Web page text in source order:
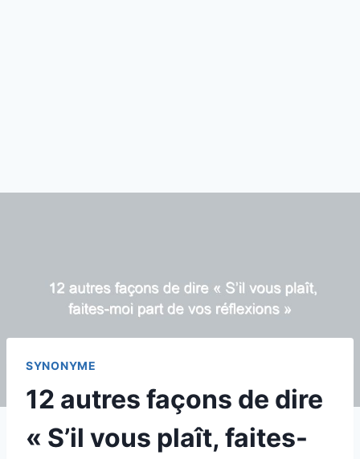
SYNONYME
12 autres façons de dire
« S’il vous plaît, faites-